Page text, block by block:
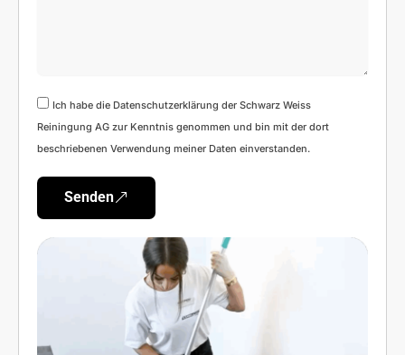
Ich habe die Datenschutzerklärung der Schwarz Weiss
Reiningung AG zur Kenntnis genommen und bin mit der dort
beschriebenen Verwendung meiner Daten einverstanden.
Senden